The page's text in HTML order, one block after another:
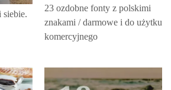
siebie.
23 ozdobne fonty z polskimi
znakami / darmowe i do użytku
komercyjnego